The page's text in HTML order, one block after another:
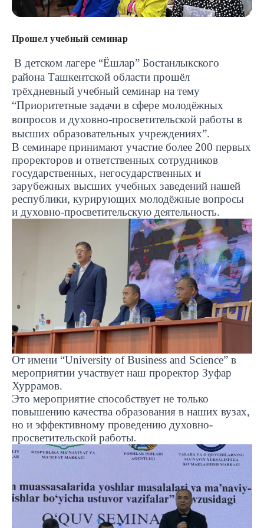
Прошел учебный семинар
В детском лагере “Ёшлар” Бостанлыкского
района Ташкентской области прошёл
трёхдневный учебный семинар на тему
“Приоритетные задачи в сфере молодёжных
вопросов и духовно-просветительской работы в
высших образовательных учреждениях”.
В семинаре принимают участие более 200 первых
проректоров и ответственных сотрудников
государственных, негосударственных и
зарубежных высших учебных заведений нашей
республики, курирующих молодёжные вопросы
и духовно-просветительскую деятельность.
От имени “University of Business and Science” в
мероприятии участвует наш проректор Зуфар
Хуррамов.
Это мероприятие способствует не только
повышению качества образования в наших вузах,
но и эффективному проведению духовно-
просветительской работы.